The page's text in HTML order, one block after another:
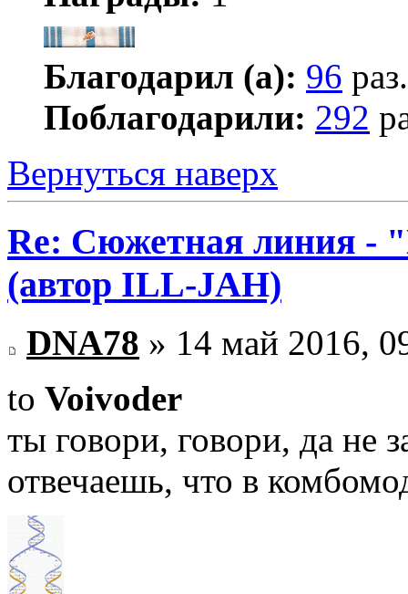
Благодарил (а): 96 раз.
Поблагодарили: 292
Вернуться наверх
Re: Сюжетная линия -
(автор ILL-JAH)
DNA78 » 14 май 2016,
to Voivoder
ты говори, говори, да не
отвечаешь, что в